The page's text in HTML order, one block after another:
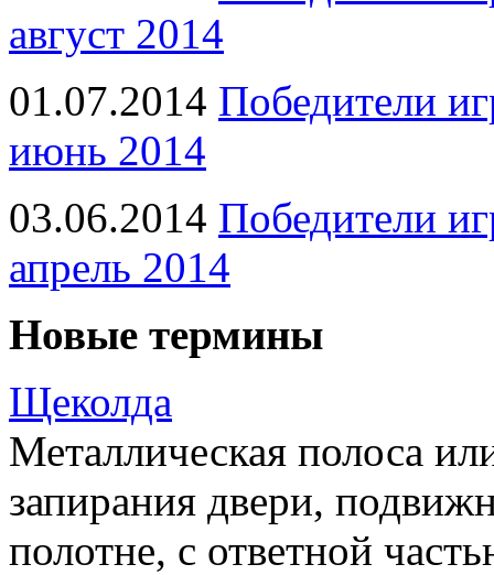
август 2014
01.07.2014 Победители
июнь 2014
03.06.2014 Победители
апрель 2014
Новые термины
Щеколда
Металлическая полоса
запирания двери,
полотне, с ответной